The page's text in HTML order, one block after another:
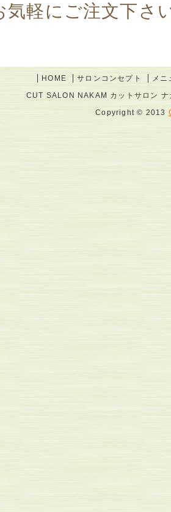
気軽にご注文下さ
HOME サロンコンセプト
メニ
CUT SALON NAKAM カットサロン
Copyright © 2013